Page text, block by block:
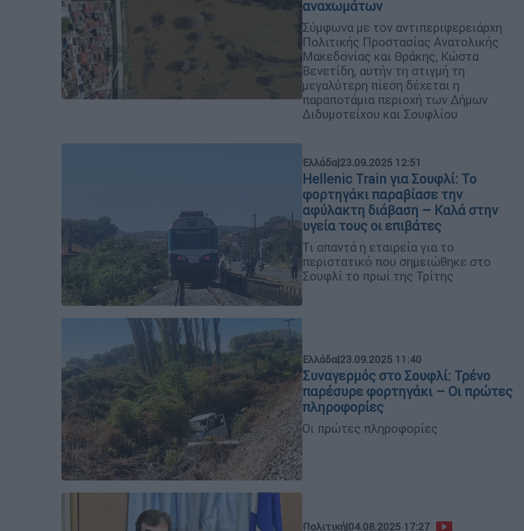
αναχωμάτων
Σύμφωνα με τον αντιπεριφερειάρχη
Πολιτικής Προστασίας Ανατολικής
Μακεδονίας και Θράκης, Κώστα
Βενετίδη, αυτήν τη στιγμή τη
μεγαλύτερη πίεση δέχεται η
παραποτάμια περιοχή των Δήμων
Διδυμοτείχου και Σουφλίου
Ελλάδα|23.09.2025 12:51
Hellenic Train για Σουφλί: Το
φορτηγάκι παραβίασε την
αφύλακτη διάβαση – Καλά στην
υγεία τους οι επιβάτες
Τι απαντά η εταιρεία για το
περιστατικό που σημειώθηκε στο
Σουφλί το πρωί της Τρίτης
Ελλάδα|23.09.2025 11:40
Συναγερμός στο Σουφλί: Τρένο
παρέσυρε φορτηγάκι – Οι πρώτες
πληροφορίες
Οι πρώτες πληροφορίες
Πολιτική|04.08.2025 17:27